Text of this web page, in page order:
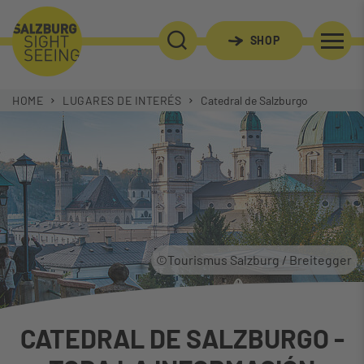
BÚSQUEDA SHOP
HOME LUGARES DE INTERÉS Catedral de Salzburgo
CATEDRAL DE SALZBURGO -
©Tourismus Salzburg / Breitegger